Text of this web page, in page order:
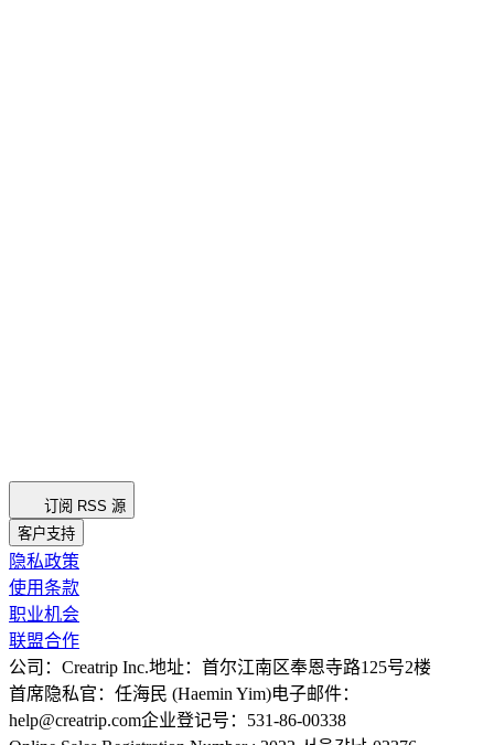
订阅 RSS 源
客户支持
隐私政策
使用条款
职业机会
联盟合作
公司：Creatrip Inc.地址：首尔江南区奉恩寺路125号2楼
首席隐私官：任海民 (Haemin Yim)电子邮件：
help@creatrip.com企业登记号：531-86-00338